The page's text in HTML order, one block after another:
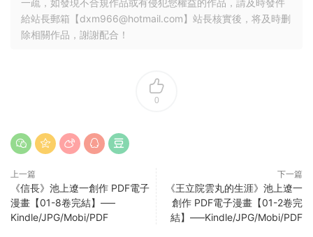
一疏，如發現不合規作品或有侵犯您權益的作品，請及時發件
給站長郵箱【dxm966@hotmail.com】站長核實後，将及時删
除相關作品，謝謝配合！
0
上一篇
《信長》池上遼一創作 PDF電子
漫畫【01-8卷完結】—–
Kindle/JPG/Mobi/PDF
下一篇
《王立院雲丸的生涯》池上遼一
創作 PDF電子漫畫【01-2卷完
結】—–Kindle/JPG/Mobi/PDF